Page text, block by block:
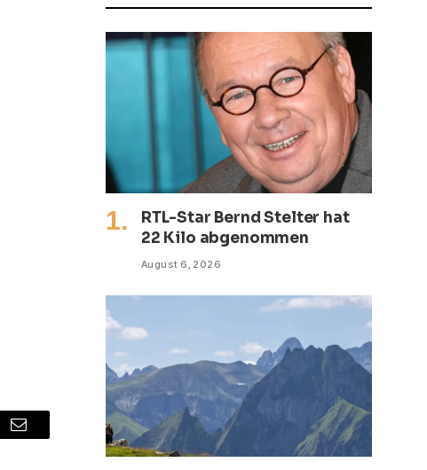
Email
RTL-Star Bernd Stelter hat
22 Kilo abgenommen
August 6, 2026